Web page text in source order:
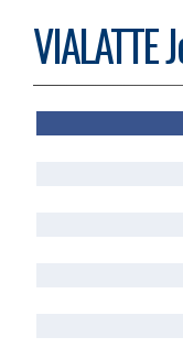
VIALATTE